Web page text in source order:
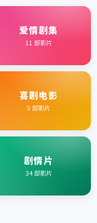
爱情剧集
11 部影片
喜剧电影
5 部影片
剧情片
34部影片